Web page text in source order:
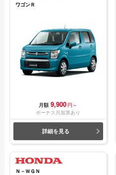
ワゴンＲ
月額 9,900 円～
ボーナス月加算あり
詳細を見る
Ｎ－ＷＧＮ